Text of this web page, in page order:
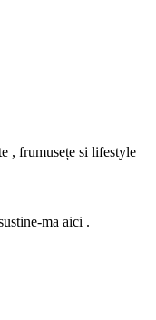
, frumusețe si lifestyle
ma aici .